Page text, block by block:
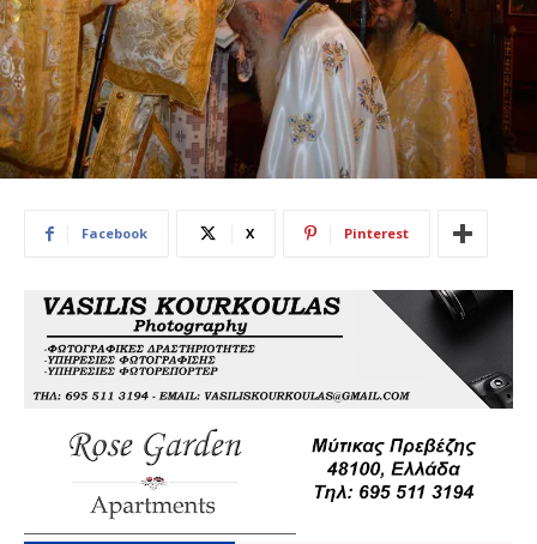
Facebook X Pinterest